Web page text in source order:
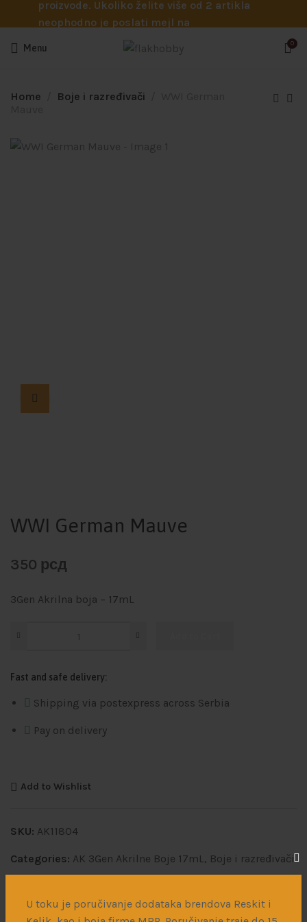
U toku je poručivanje dodataka brendova Reskit i
proizvode. Ukoliko želite više od 2 artikla
neophodno je poslati mejl na
potrebna pomoć oko odabira.
Menu 0
Home Boje i razređivači
WWI German Mauve
350 рсд
3Gen Akrilna boja – 17mL
Fast and safe delivery:
Shipping via postexpress across Serbia
Pay on delivery
Add to Wishlist
SKU: AK11804
Categories: AK 3Gen Akrilne Boje 17mL, Boje i razređivači